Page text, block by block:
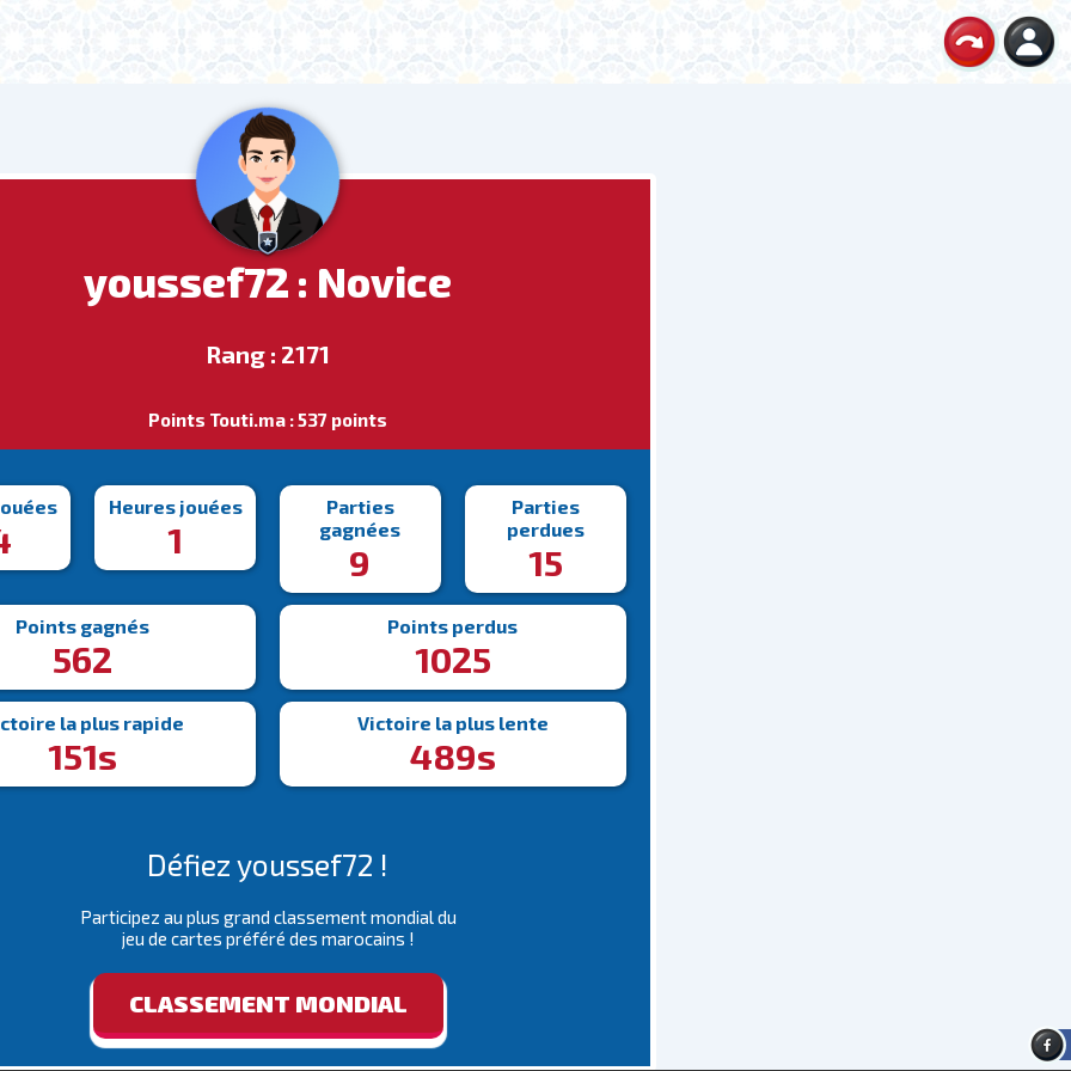
youssef72 : Novice
Rang : 2171
Points Touti.ma : 537 points
Heures jouées
1
Parties
gagnées
9
Parties
perdues
15
Points gagnés
562
Points perdus
1025
la plus rapide
151s
Victoire la plus lente
489s
Défiez youssef72 !
Participez au plus grand classement mondial du
jeu de cartes préféré des marocains !
CLASSEMENT MONDIAL